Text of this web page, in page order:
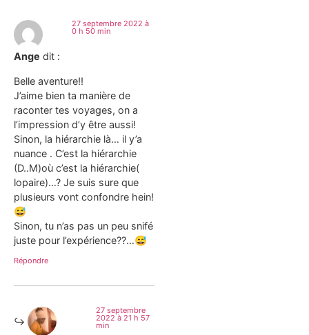
Ange dit :
27 septembre 2022 à
0 h 50 min
Belle aventure!!
J’aime bien ta manière de
raconter tes voyages, on a
l’impression d’y être aussi!
Sinon, la hiérarchie là… il y’a
nuance . C’est la hiérarchie
(D..M)où c’est la hiérarchie(
lopaire)…? Je suis sure que
plusieurs vont confondre hein!
😅
Sinon, tu n’as pas un peu snifé
juste pour l’expérience??…😅
Répondre
27 septembre
2022 à 21 h 57
min